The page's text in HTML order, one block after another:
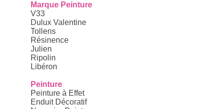
Marque Peinture
V33
Dulux Valentine
Tollens
Résinence
Julien
Ripolin
Libéron
Peinture
Peinture à Effet
Enduit Décoratif